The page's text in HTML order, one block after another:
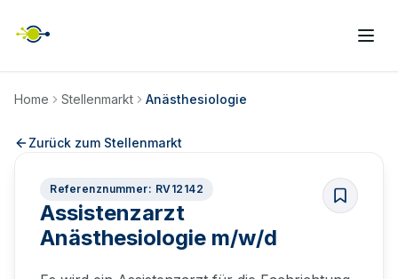
Home Stellenmarkt Anästhesiologie
Zurück zum Stellenmarkt
Referenznummer: RV12142
Assistenzarzt
Anästhesiologie m/w/d